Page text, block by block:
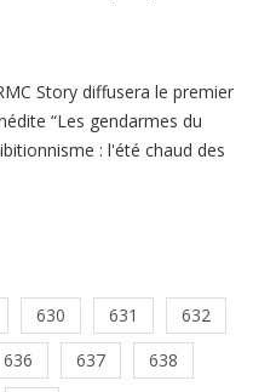
Story diffusera le premier
“Les gendarmes du
: l'été chaud des
630 631
632
636 637
638